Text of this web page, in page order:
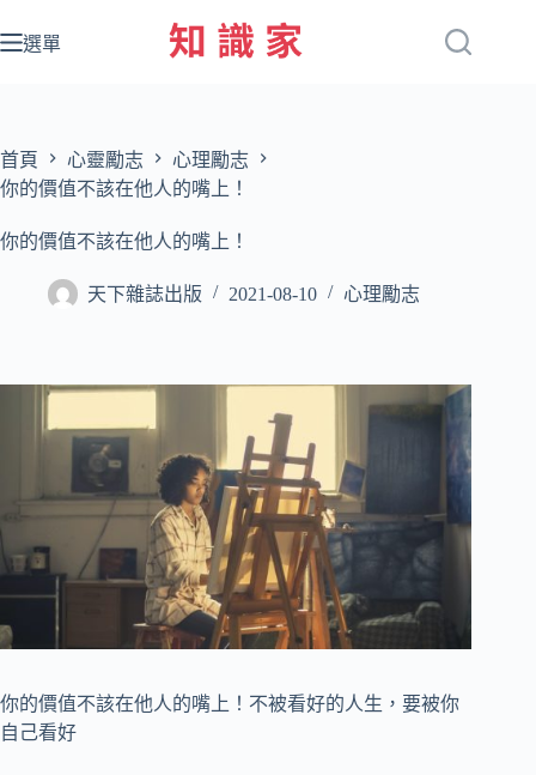
至
容
選單
首頁 心靈勵志
心理勵志
你的價值不該在他人的嘴上！
你的價值不該在他人的嘴上！
天下雜誌出版 2021-08-10 心理勵志
你的價值不該在他人的嘴上！不被看好的人生，要被你
自己看好